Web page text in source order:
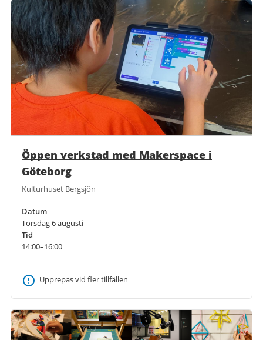
Öppen verkstad med Makerspace i
Göteborg
Kulturhuset Bergsjön
Datum
Torsdag 6 augusti
Tid
14:00–16:00
Upprepas vid fler tillfällen